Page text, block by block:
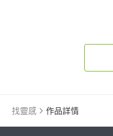
找靈感 作品詳情